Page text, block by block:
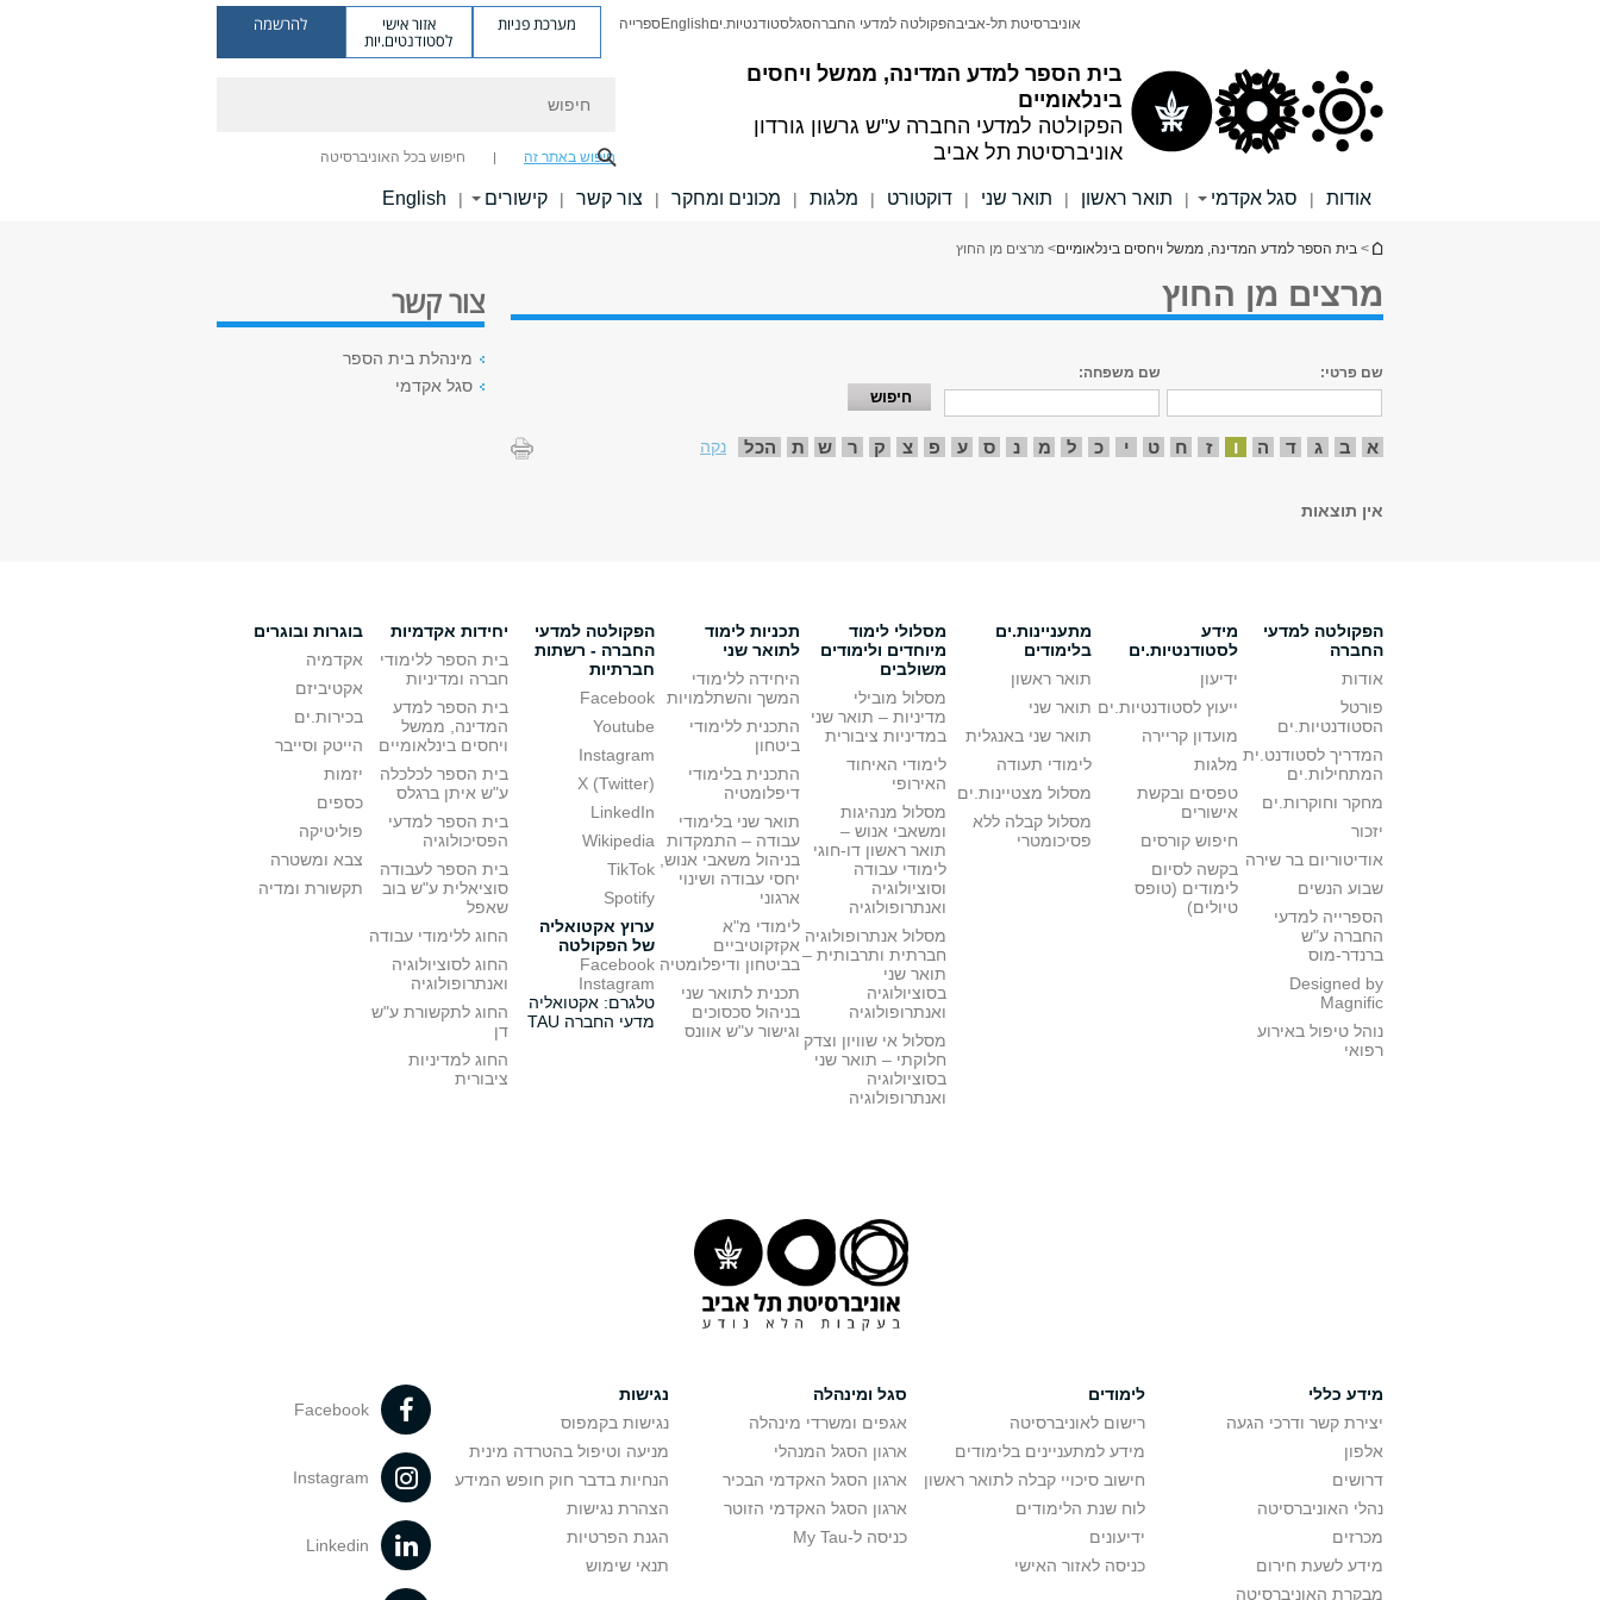
בית הספר למדע המדינה, ממשל ויחסים
בינלאומיים
הפקולטה למדעי החברה ע"ש גרשון גורדון
אוניברסיטת תל אביב
אוניברסיטת תל-אביבהפקולטה למדעי החברהסגלסטודנטיות.יםEnglishספרייה מערכת פניות אזור אישי
לסטודנטים.יות
להרשמה
חיפוש באתר זה חיפוש בכל האוניברסיטה
אודות | סגל אקדמי | תואר ראשון | תואר שני | דוקטורט | מלגות | מכונים ומחקר | צור קשר | קישורים |
English
הינך נמצא כאן
> בית הספר למדע המדינה, ממשל ויחסים בינלאומיים> מרצים מן החוץ
מרצים מן החוץ
שם פרטי: שם משפחה:
א ב ג ד ה ו ז ח ט י כ ל מ נ ס ע פ צ ק ר ש ת הכל נקה
אין תוצאות
צור קשר
מינהלת בית הספר
סגל אקדמי
הפקולטה למדעי
החברה
אודות
פורטל
הסטודנטיות.ים
המדריך לסטודנט.ית
המתחילות.ים
מחקר וחוקרות.ים
יזכור
אודיטוריום בר שירה
שבוע הנשים
הספרייה למדעי
החברה ע"ש
ברנדר-מוס
Designed by
Magnific
נוהל טיפול באירוע
רפואי
מידע
לסטודנטיות.ים
ידיעון
ייעוץ לסטודנטיות.ים
מועדון קריירה
מלגות
טפסים ובקשת
אישורים
חיפוש קורסים
בקשה לסיום
לימודים (טופס
טיולים)
מתעניינות.ים
בלימודים
תואר ראשון
תואר שני
תואר שני באנגלית
לימודי תעודה
מסלול מצטיינות.ים
מסלול קבלה ללא
פסיכומטרי
מסלולי לימוד
מיוחדים ולימודים
משולבים
מסלול מובילי
מדיניות – תואר שני
במדיניות ציבורית
לימודי האיחוד
האירופי
מסלול מנהיגות
ומשאבי אנוש –
תואר ראשון דו-חוגי
לימודי עבודה
וסוציולוגיה
ואנתרופולוגיה
מסלול אנתרופולוגיה
חברתית ותרבותית –
תואר שני
בסוציולוגיה
ואנתרופולוגיה
מסלול אי שוויון וצדק
חלוקתי – תואר שני
בסוציולוגיה
ואנתרופולוגיה
תכניות לימוד
לתואר שני
היחידה ללימודי
המשך והשתלמויות
התכנית ללימודי
ביטחון
התכנית בלימודי
דיפלומטיה
תואר שני בלימודי
עבודה – התמקדות
בניהול משאבי אנוש,
יחסי עבודה ושינוי
ארגוני
לימודי מ"א
אקזקוטיביים
בביטחון ודיפלומטיה
תכנית לתואר שני
בניהול סכסוכים
וגישור ע"ש אוונס
הפקולטה למדעי
החברה - רשתות
חברתיות
Facebook
Youtube
Instagram
X (Twitter)
LinkedIn
Wikipedia
TikTok
Spotify
ערוץ אקטואליה
של הפקולטה
Facebook
Instagram
טלגרם: אקטואליה
מדעי החברה TAU
יחידות אקדמיות
בית הספר ללימודי
חברה ומדיניות
בית הספר למדע
המדינה, ממשל
ויחסים בינלאומיים
בית הספר לכלכלה
ע"ש איתן ברגלס
בית הספר למדעי
הפסיכולוגיה
בית הספר לעבודה
סוציאלית ע"ש בוב
שאפל
החוג ללימודי עבודה
החוג לסוציולוגיה
ואנתרופולוגיה
החוג לתקשורת ע"ש
דן
החוג למדיניות
ציבורית
בוגרות ובוגרים
אקדמיה
אקטיביזם
בכירות.ים
הייטק וסייבר
יזמות
כספים
פוליטיקה
צבא ומשטרה
תקשורת ומדיה
מידע כללי
יצירת קשר ודרכי הגעה
אלפון
דרושים
נהלי האוניברסיטה
מכרזים
מידע לשעת חירום
מבקרת האוניברסיטה
לימודים
רישום לאוניברסיטה
מידע למתעניינים בלימודים
חישוב סיכויי קבלה לתואר ראשון
לוח שנת הלימודים
ידיעונים
כניסה לאזור האישי
סגל ומינהלה
אגפים ומשרדי מינהלה
ארגון הסגל המנהלי
ארגון הסגל האקדמי הבכיר
ארגון הסגל האקדמי הזוטר
כניסה ל-My Tau
נגישות
נגישות בקמפוס
מניעה וטיפול בהטרדה מינית
הנחיות בדבר חוק חופש המידע
הצהרת נגישות
הגנת הפרטיות
תנאי שימוש
Facebook
Instagram
Linkedin